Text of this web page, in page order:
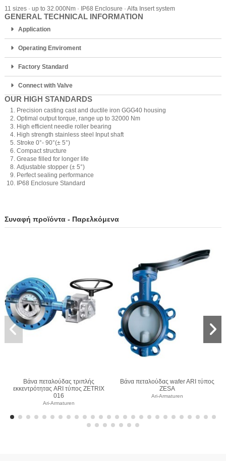
11 sizes · up to 32.000Nm · IP68 Enclosure · Alfa Insert system
GENERAL TECHNICAL INFORMATION
Application
Operating Enviroment
Factory Standard
Connect with Valve
OUR HIGH STANDARDS
Precision casting cast and ductile iron GGG40 housing
Optimal output torque, range up to 32000 Nm
High efficient needle roller bearing
High strength stainless steel Input shaft
Stroke 0°- 90°(± 5°)
Compact structure
Grease filled for longer life
Adjustable stopper (± 5°)
Perfect sealing performance
IP68 Enclosure Standard
Συναφή προϊόντα - Παρελκόμενα
Βάνα πεταλούδας wafer ARI τύπος
ZESA
Ari-Armaturen
Βάνα πεταλούδας wafer ARI
Ari-Armaturen